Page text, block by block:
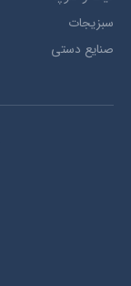
سبزیجات
صنایع دستی